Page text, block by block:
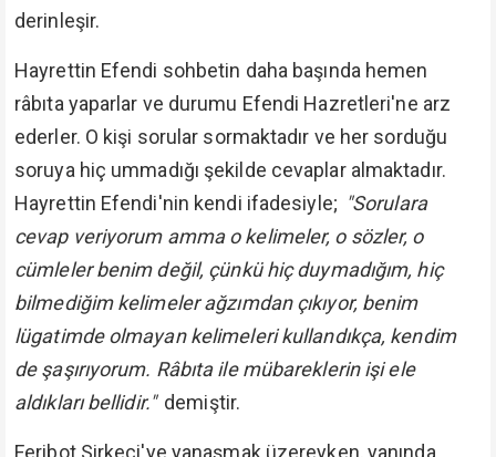
derinleşir.
Hayrettin Efendi sohbetin daha başında hemen
râbıta yaparlar ve durumu Efendi Hazretleri'ne arz
ederler. O kişi sorular sormaktadır ve her sorduğu
soruya hiç ummadığı şekilde cevaplar almaktadır.
Hayrettin Efendi'nin kendi ifadesiyle; "Sorulara
cevap veriyorum amma o kelimeler, o sözler, o
cümleler benim değil, çünkü hiç duymadığım, hiç
bilmediğim kelimeler ağzımdan çıkıyor, benim
lügatimde olmayan kelimeleri kullandıkça, kendim
de şaşırıyorum. Râbıta ile mübareklerin işi ele
aldıkları bellidir." demiştir.
Feribot Sirkeci'ye yanaşmak üzereyken, yanında